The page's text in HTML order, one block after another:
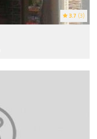
3.7 (3)